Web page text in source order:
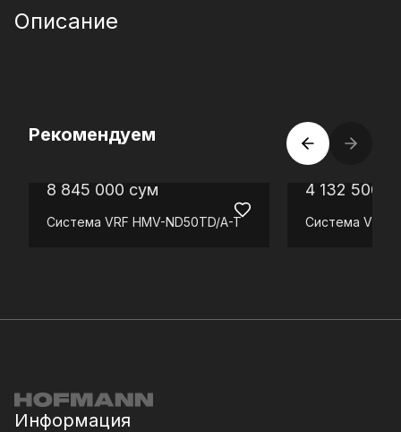
Описание
Рекомендуем
8 845 000 сум
Система VRF HMV-ND50TD/A-T
4 132 500
Система VRF
Информация